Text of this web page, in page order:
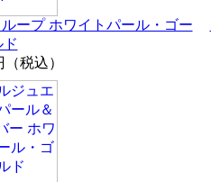
ープ ホワイトパール・ゴー
ド
（税込）